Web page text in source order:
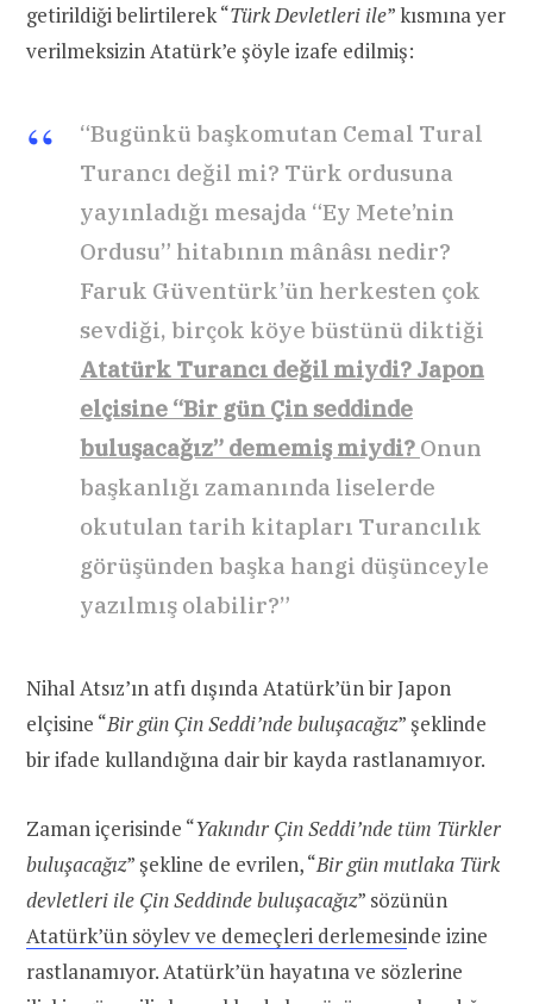
getirildiği belirtilerek “Türk Devletleri ile” kısmına yer
verilmeksizin Atatürk’e şöyle izafe edilmiş:
“Bugünkü başkomutan Cemal Tural
Turancı değil mi? Türk ordusuna
yayınladığı mesajda “Ey Mete’nin
Ordusu” hitabının mânâsı nedir?
Faruk Güventürk’ün herkesten çok
sevdiği, birçok köye büstünü diktiği
Atatürk Turancı değil miydi? Japon
elçisine “Bir gün Çin seddinde
buluşacağız” dememiş miydi? Onun
başkanlığı zamanında liselerde
okutulan tarih kitapları Turancılık
görüşünden başka hangi düşünceyle
yazılmış olabilir?”
Nihal Atsız’ın atfı dışında Atatürk’ün bir Japon
elçisine “Bir gün Çin Seddi’nde buluşacağız” şeklinde
bir ifade kullandığına dair bir kayda rastlanamıyor.
Zaman içerisinde “Yakındır Çin Seddi’nde tüm Türkler
buluşacağız” şekline de evrilen, “Bir gün mutlaka Türk
devletleri ile Çin Seddinde buluşacağız” sözünün
Atatürk’ün söylev ve demeçleri derlemesinde izine
rastlanamıyor. Atatürk’ün hayatına ve sözlerine